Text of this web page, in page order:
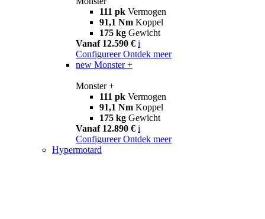
111 pk Vermogen
91,1 Nm Koppel
175 kg Gewicht
Vanaf 12.590 € i
Configureer Ontdek meer
new Monster +
Monster +
111 pk Vermogen
91,1 Nm Koppel
175 kg Gewicht
Vanaf 12.890 € i
Configureer Ontdek meer
Hypermotard